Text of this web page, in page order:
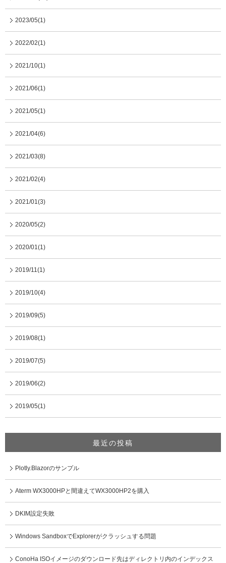
2023/05(1)
2022/02(1)
2021/10(1)
2021/06(1)
2021/05(1)
2021/04(6)
2021/03(8)
2021/02(4)
2021/01(3)
2020/05(2)
2020/01(1)
2019/11(1)
2019/10(4)
2019/09(5)
2019/08(1)
2019/07(5)
2019/06(2)
2019/05(1)
最近の投稿
Plotly.Blazorのサンプル
Aterm WX3000HPと間違えてWX3000HP2を購入
DKIM設定失敗
Windows SandboxでExplorerがクラッシュする問題
ConoHa ISOイメージのダウンロード先はディレクトリ内のインデックス